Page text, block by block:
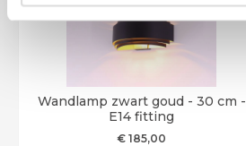
Wandlamp zwart goud - 30 cm -
E14 fitting
€ 185,00